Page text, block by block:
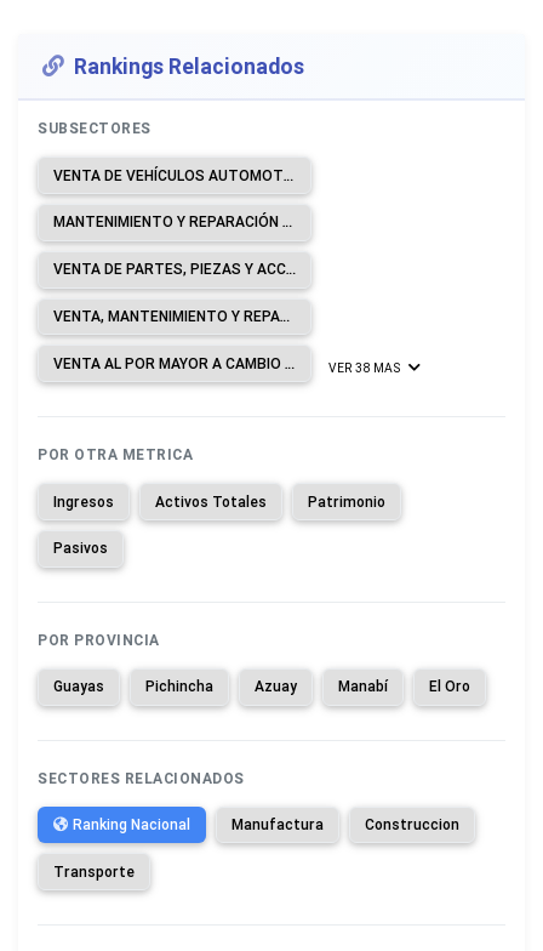
Rankings Relacionados
SUBSECTORES
VENTA DE VEHÍCULOS AUTOMOTORES.
MANTENIMIENTO Y REPARACIÓN DE VEHÍCULOS AUTOMOTORES.
VENTA DE PARTES, PIEZAS Y ACCESORIOS PARA VEHÍCULOS AUTOMOTORES.
VENTA, MANTENIMIENTO Y REPARACIÓN DE MOTOCICLETAS Y DE SUS PARTES, PIEZAS Y ACCESORIOS.
VENTA AL POR MAYOR A CAMBIO DE UNA COMISIÓN O POR CONTRATO. VER 38 MAS
POR OTRA METRICA
Ingresos Activos Totales Patrimonio
Pasivos
POR PROVINCIA
Guayas Pichincha Azuay Manabí El Oro
SECTORES RELACIONADOS
Ranking Nacional Manufactura Construccion
Transporte